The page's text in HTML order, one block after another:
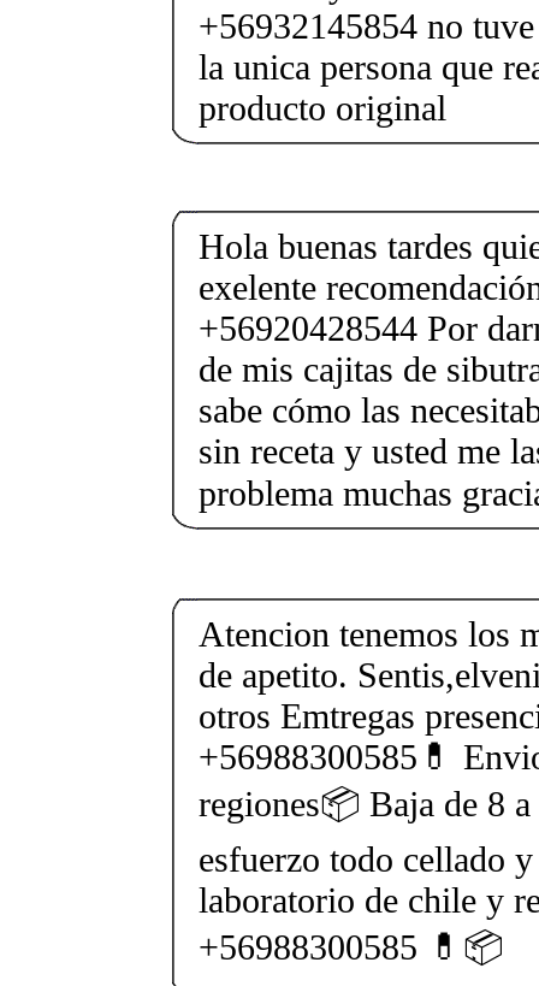
+56932145854 no
la unica persona que
producto original
Hola buenas tardes
exelente
+56920428544 Por
de mis cajitas de
sabe cómo las
sin receta y usted me
problema muchas
Atencion tenemos los
de apetito.
otros Emtregas
+56988300585💊
regiones📦 Baja de 8
esfuerzo todo cellado
laboratorio de chile y
+56988300585 💊📦